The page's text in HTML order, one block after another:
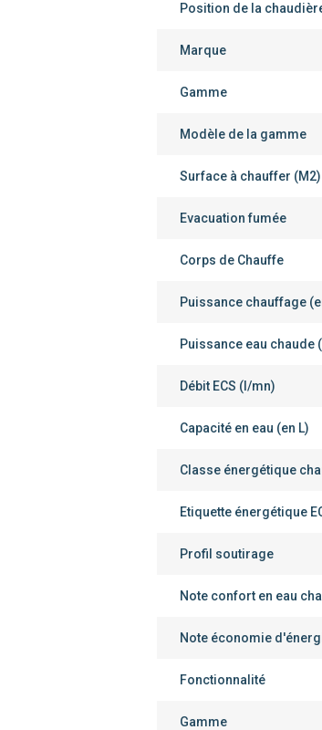
Position de la
Marque
Gamme
Modèle de la gamme
Surface à chauffer (M2)
Evacuation fumée
Corps de Chauffe
Puissance chauffage
Puissance eau chaude
Débit ECS (l/mn)
Capacité en eau (en L)
Classe énergétique
Etiquette énergétique
Profil soutirage
Note confort en eau
Note économie
Fonctionnalité
Gamme